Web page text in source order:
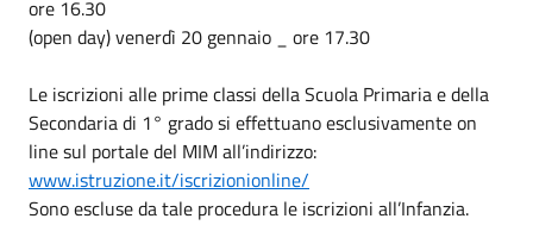
ore 16.30
(open day) venerdì 20 gennaio _ ore 17.30
Le iscrizioni alle prime classi della Scuola Primaria e della
Secondaria di 1° grado si effettuano esclusivamente on
line sul portale del MIM all’indirizzo:
www.istruzione.it/iscrizionionline/
Sono escluse da tale procedura le iscrizioni all’Infanzia.